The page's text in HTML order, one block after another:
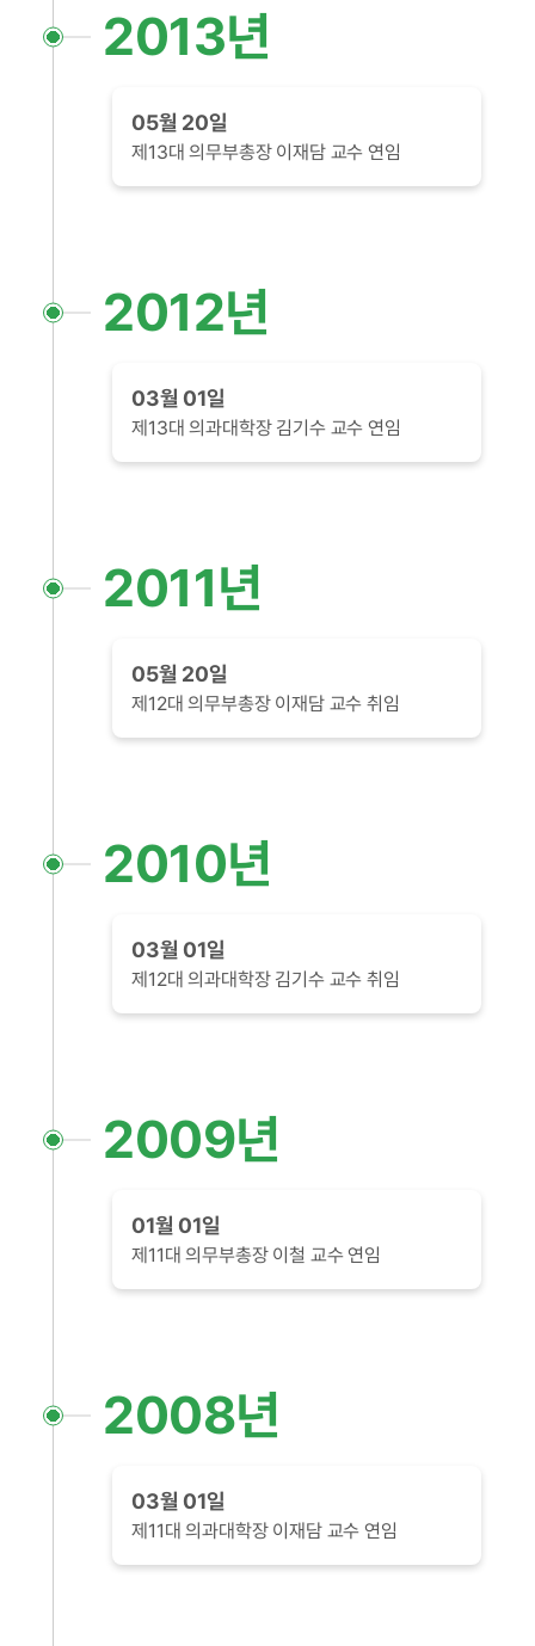
2013년
05월 20일
제13대 의무부총장 이재담 교수 연임
2012년
03월 01일
제13대 의과대학장 김기수 교수 연임
2011년
05월 20일
제12대 의무부총장 이재담 교수 취임
2010년
03월 01일
제12대 의과대학장 김기수 교수 취임
2009년
01월 01일
제11대 의무부총장 이철 교수 연임
2008년
03월 01일
제11대 의과대학장 이재담 교수 연임